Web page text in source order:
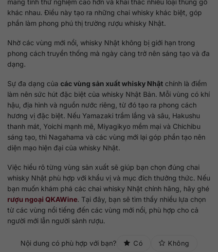
khác nhau. Điều này tạo ra những chai whisky khác biệt, góp
phần làm phong phú thị trường rượu whisky Nhật.
Nhờ các vùng mới nổi, whisky Nhật không bị giới hạn trong
phong cách truyền thống mà ngày càng trở nên sáng tạo và đa
dạng.
Sự đa dạng của các vùng sản xuất whisky Nhật chính là điểm
làm nên sức hút đặc biệt của whisky Nhật Bản. Mỗi vùng có khí
hậu, địa hình và nguồn nước riêng, từ đó tạo ra phong cách
hương vị đặc biệt. Nếu Yamazaki trầm lắng và sâu, Hakushu
thanh mát, Yoichi mạnh mẽ, Miyagikyo mềm mại và Chichibu
sáng tạo, thì Nagahama và các vùng mới lại góp phần tạo nên
diện mạo hiện đại của whisky Nhật.
Việc hiểu rõ từng vùng sản xuất sẽ giúp bạn chọn đúng chai
whisky Nhật phù hợp với khẩu vị và mục đích thưởng thức. Nếu
bạn muốn khám phá các chai whisky Nhật chính hãng, hãy ghé
rượu ngoại QKAWine. Tại đây, bạn sẽ tìm thấy nhiều lựa chọn
từ các vùng nổi tiếng đến các vùng mới nổi, phù hợp cho cả
người mới lẫn người sành rượu.
Nội dung có phù hợp với bạn? Có Không